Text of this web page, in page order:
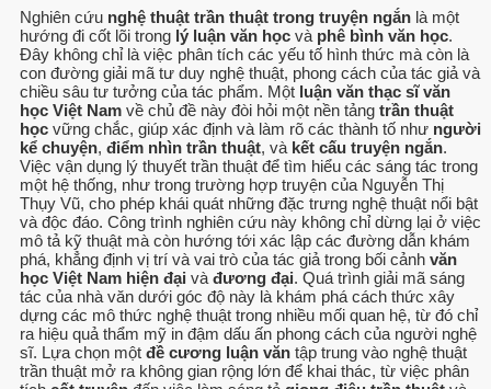
Nghiên cứu nghệ thuật trần thuật trong truyện ngắn là một
hướng đi cốt lõi trong lý luận văn học và phê bình văn học.
Đây không chỉ là việc phân tích các yếu tố hình thức mà còn là
con đường giải mã tư duy nghệ thuật, phong cách của tác giả và
chiều sâu tư tưởng của tác phẩm. Một luận văn thạc sĩ văn
học Việt Nam về chủ đề này đòi hỏi một nền tảng trần thuật
học vững chắc, giúp xác định và làm rõ các thành tố như người
kể chuyện, điểm nhìn trần thuật, và kết cấu truyện ngắn.
Việc vận dụng lý thuyết trần thuật để tìm hiểu các sáng tác trong
một hệ thống, như trong trường hợp truyện của Nguyễn Thị
Thụy Vũ, cho phép khái quát những đặc trưng nghệ thuật nổi bật
và độc đáo. Công trình nghiên cứu này không chỉ dừng lại ở việc
mô tả kỹ thuật mà còn hướng tới xác lập các đường dẫn khám
phá, khẳng định vị trí và vai trò của tác giả trong bối cảnh văn
học Việt Nam hiện đại và đương đại. Quá trình giải mã sáng
tác của nhà văn dưới góc độ này là khám phá cách thức xây
dựng các mô thức nghệ thuật trong nhiều mối quan hệ, từ đó chỉ
ra hiệu quả thẩm mỹ in đậm dấu ấn phong cách của người nghệ
sĩ. Lựa chọn một đề cương luận văn tập trung vào nghệ thuật
trần thuật mở ra không gian rộng lớn để khai thác, từ việc phân